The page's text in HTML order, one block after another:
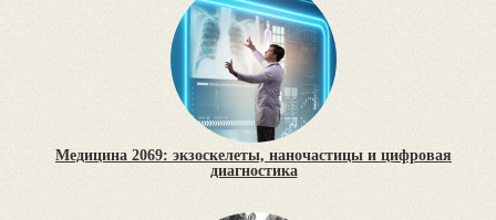
Медицина 2069: экзоскелеты, наночастицы и цифровая
диагностика